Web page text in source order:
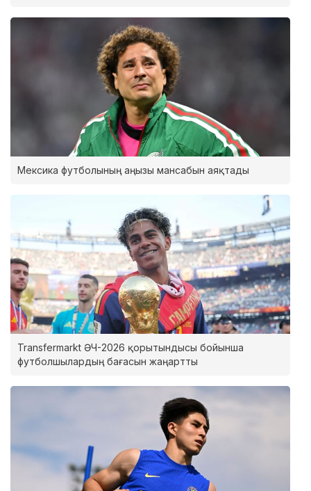
Мексика футболының аңызы мансабын аяқтады
Transfermarkt ӘЧ-2026 қорытындысы бойынша
футболшылардың бағасын жаңартты